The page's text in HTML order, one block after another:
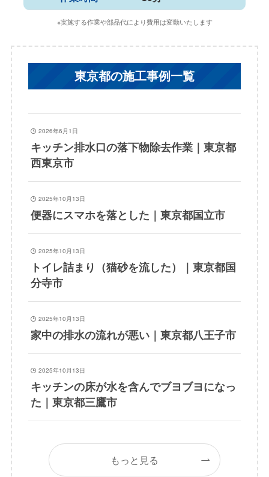
※実施する作業や部品代により費用は変動いたします
東京都の施工事例一覧
2026年6月1日
キッチン排水口の落下物除去作業｜東京都
西東京市
2025年10月13日
便器にスマホを落とした｜東京都国立市
2025年10月13日
トイレ詰まり（猫砂を流した）｜東京都国
分寺市
2025年10月13日
家中の排水の流れが悪い｜東京都八王子市
2025年10月13日
キッチンの床が水を含んでブヨブヨになっ
た｜東京都三鷹市
もっと見る